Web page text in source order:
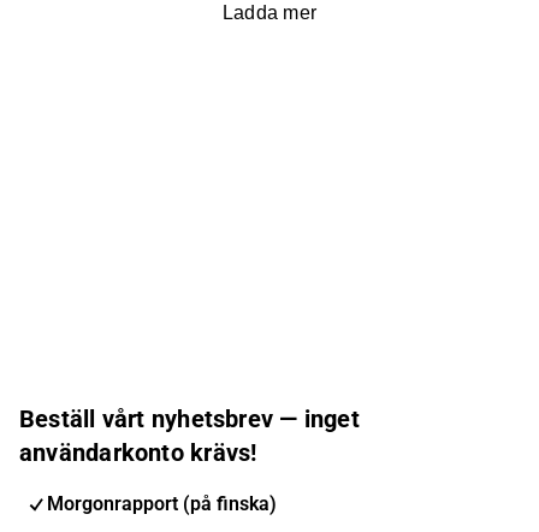
Ladda mer
Beställ vårt nyhetsbrev — inget
användarkonto krävs!
Morgonrapport (på finska)